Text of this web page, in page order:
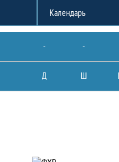
Календарь
- -
Д Ш